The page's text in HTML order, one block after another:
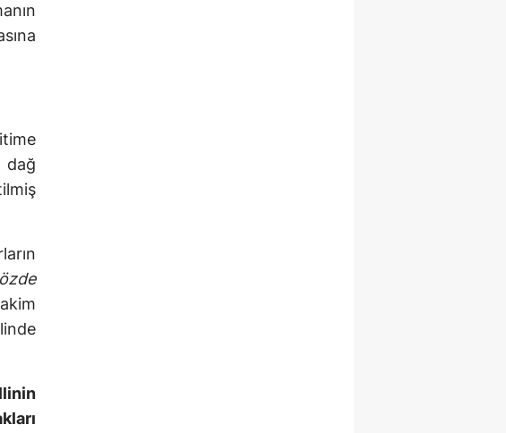
dağ